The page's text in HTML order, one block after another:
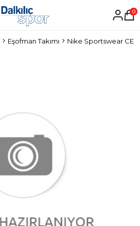
0
Eşofman Takımı